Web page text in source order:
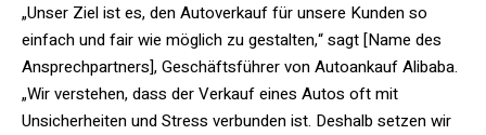
„Unser Ziel ist es, den Autoverkauf für unsere Kunden so
einfach und fair wie möglich zu gestalten,“ sagt [Name des
Ansprechpartners], Geschäftsführer von Autoankauf Alibaba.
„Wir verstehen, dass der Verkauf eines Autos oft mit
Unsicherheiten und Stress verbunden ist. Deshalb setzen wir